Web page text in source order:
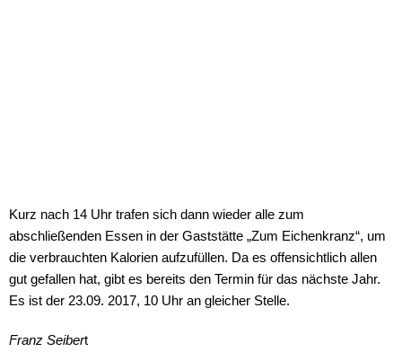
Kurz nach 14 Uhr trafen sich dann wieder alle zum
abschließenden Essen in der Gaststätte „Zum Eichenkranz“, um
die verbrauchten Kalorien aufzufüllen. Da es offensichtlich allen
gut gefallen hat, gibt es bereits den Termin für das nächste Jahr.
Es ist der 23.09. 2017, 10 Uhr an gleicher Stelle.
Franz Seibert